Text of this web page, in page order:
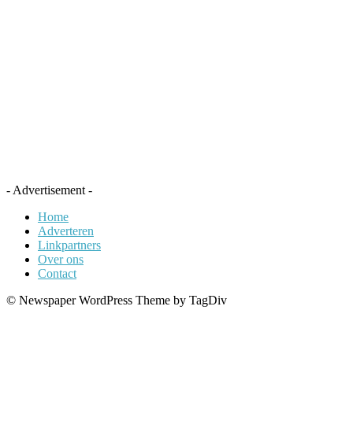
- Advertisement -
Home
Adverteren
Linkpartners
Over ons
Contact
© Newspaper WordPress Theme by TagDiv